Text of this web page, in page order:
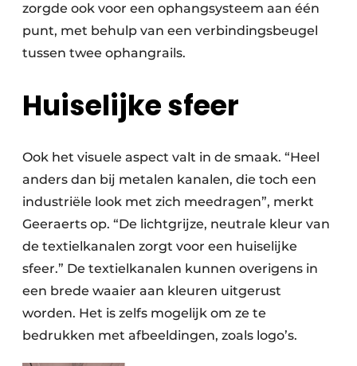
zorgde ook voor een ophangsysteem aan één
punt, met behulp van een verbindingsbeugel
tussen twee ophangrails.
Huiselijke sfeer
Ook het visuele aspect valt in de smaak. “Heel
anders dan bij metalen kanalen, die toch een
industriële look met zich meedragen”, merkt
Geeraerts op. “De lichtgrijze, neutrale kleur van
de textielkanalen zorgt voor een huiselijke
sfeer.” De textielkanalen kunnen overigens in
een brede waaier aan kleuren uitgerust
worden. Het is zelfs mogelijk om ze te
bedrukken met afbeeldingen, zoals logo’s.